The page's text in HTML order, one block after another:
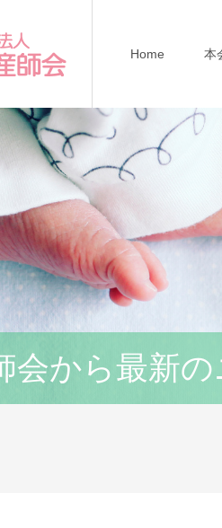
Home 本
会から最新